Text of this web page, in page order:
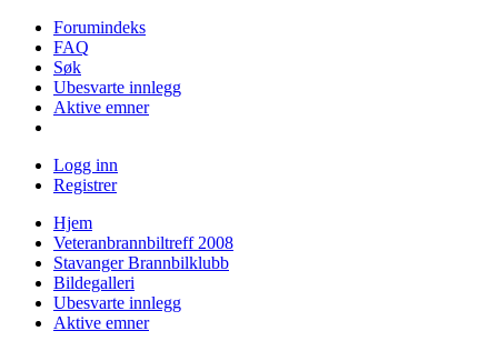
Forumindeks
FAQ
Søk
Ubesvarte innlegg
Aktive emner
Logg inn
Registrer
Hjem
Veteranbrannbiltreff 2008
Stavanger Brannbilklubb
Bildegalleri
Ubesvarte innlegg
Aktive emner